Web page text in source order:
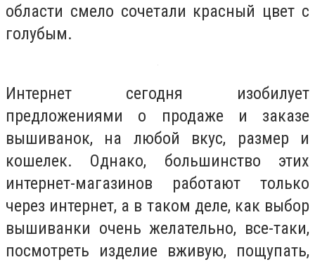
области смело сочетали красный цвет с
голубым.
Интернет сегодня изобилует
предложениями о продаже и заказе
вышиванок, на любой вкус, размер и
кошелек. Однако, большинство этих
интернет-магазинов работают только
через интернет, а в таком деле, как выбор
вышиванки очень желательно, все-таки,
посмотреть изделие вживую, пощупать,